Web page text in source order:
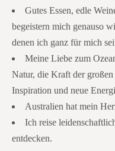
Gutes Essen, edle
begeistern mich genauso
denen ich ganz für mich
Meine Liebe zum
Natur, die Kraft der
Inspiration und neue
Australien hat mein
Ich reise
entdecken.